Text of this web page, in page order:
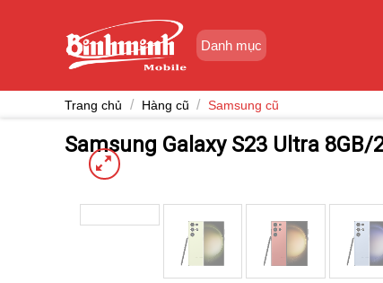
Danh mục
Trang chủ / Hàng cũ / Samsung cũ
Samsung Galaxy S23 Ultra 8GB/